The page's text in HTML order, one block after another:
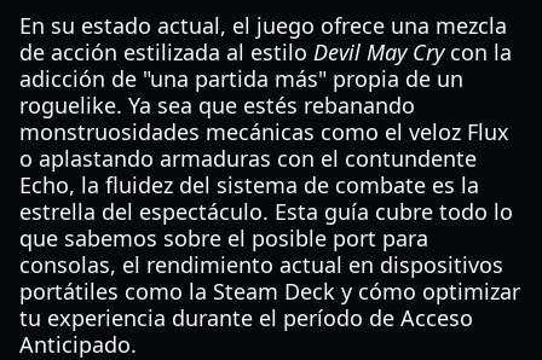
En su estado actual, el juego ofrece una mezcla
de acción estilizada al estilo Devil May Crycon la
adicción de "una partida más" propia de un
roguelike. Ya sea que estés rebanando
monstruosidades mecánicas como el veloz Flux
o aplastando armaduras con el contundente
Echo, la fluidez del sistema de combate es la
estrella del espectáculo. Esta guía cubre todo lo
que sabemos sobre el posible port para
consolas, el rendimiento actual en dispositivos
portátiles como la Steam Deck y cómo optimizar
tu experiencia durante el período de Acceso
Anticipado.